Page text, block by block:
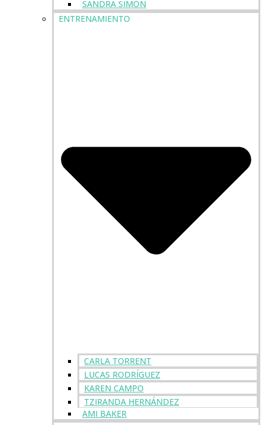
SANDRA SIMÓN
ENTRENAMIENTO
CARLA TORRENT
LUCAS RODRÍGUEZ
KAREN CAMPO
TZIRANDA HERNÁNDEZ
AMI BAKER